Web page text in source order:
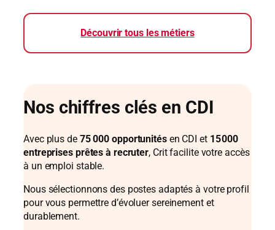
Découvrir tous les métiers
Nos chiffres clés en CDI
Avec plus de 75 000 opportunitésen CDI et 15 000
entreprises prêtes à recruter, Crit facilite votre accès
à un emploi stable.
Nous sélectionnons des postes adaptés à votre profil
pour vous permettre d’évoluer sereinement et
durablement.